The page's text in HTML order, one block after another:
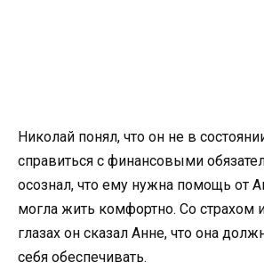
Николай понял, что он не в
справиться с финансовыми
осознал, что ему нужна помощь от
могла жить комфортно. Со страхом
глазах он сказал Анне, что она
себя обеспечивать.